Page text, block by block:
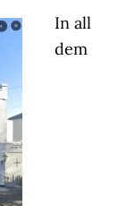
In all
dem